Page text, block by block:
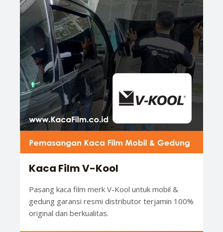
Kaca Film V-Kool
Pasang kaca film merk V-Kool untuk mobil &
gedung garansi resmi distributor terjamin 100%
original dan berkualitas.